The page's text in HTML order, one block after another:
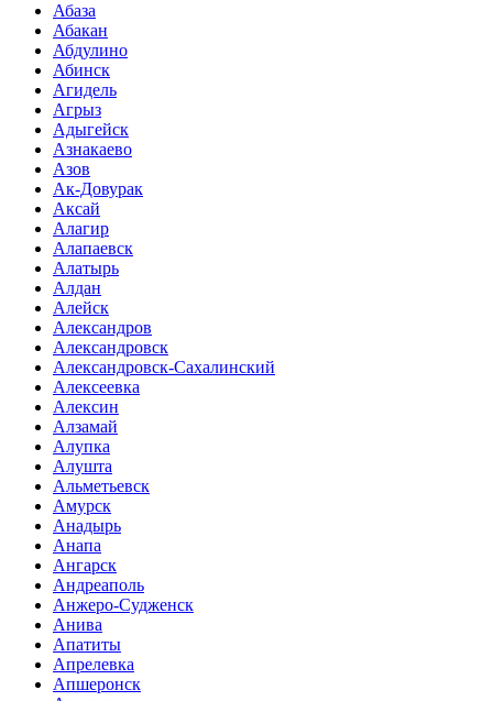
Абаза
Абакан
Абдулино
Абинск
Агидель
Агрыз
Адыгейск
Азнакаево
Азов
Ак-Довурак
Аксай
Алагир
Алапаевск
Алатырь
Алдан
Алейск
Александров
Александровск
Александровск-Сахалинский
Алексеевка
Алексин
Алзамай
Алупка
Алушта
Альметьевск
Амурск
Анадырь
Анапа
Ангарск
Андреаполь
Анжеро-Судженск
Анива
Апатиты
Апрелевка
Апшеронск